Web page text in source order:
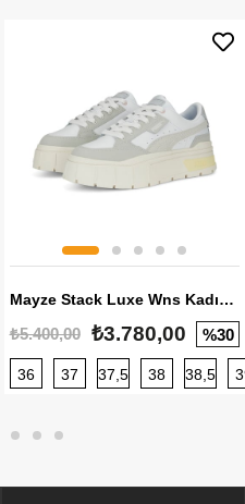
40 40,5 41 42 42,5
Mayze Stack Luxe Wns Kadın Sneaker
₺5.400,00 ₺3.780,00 %30
36 37 37,5 38 38,5